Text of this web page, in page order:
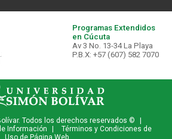
Programas Extendidos
en Cúcuta
Av 3 No. 13-34 La Playa
P.B.X: +57 (607) 582 7070
Todos los derechos reservados ©
Información
Términos y Condiciones de
Uso de Página Web